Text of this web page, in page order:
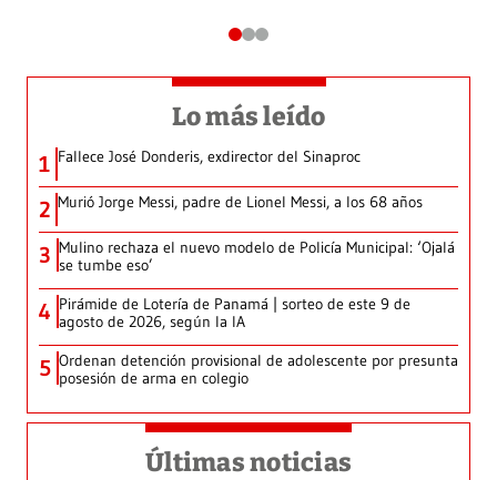
Lo más leído
1 Fallece José Donderis, exdirector del Sinaproc
2 Murió Jorge Messi, padre de Lionel Messi, a los 68 años
3 Mulino rechaza el nuevo modelo de Policía Municipal: ‘Ojalá
se tumbe eso’
4 Pirámide de Lotería de Panamá | sorteo de este 9 de
agosto de 2026, según la IA
5 Ordenan detención provisional de adolescente por presunta
posesión de arma en colegio
Últimas noticias